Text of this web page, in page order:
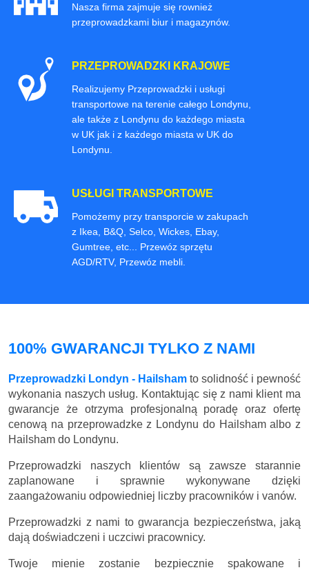
Nasza firma zajmuje się rownież
przeprowadzkami biur i magazynów.
PRZEPROWADZKI KRAJOWE
Realizujemy Przeprowadzki i usługi
transportowe na terenie całego Londynu,
ale także z Londynu do każdego miasta
w UK jak i z każdego miasta w UK do
Londynu.
USŁUGI TRANSPORTOWE
Pomożemy przy transporcie w zakupach
z Ikea, B&Q, Selco, Wickes, Ebay,
Gumtree, etc... Przewóz sprzętu
AGD/RTV, Przewóz mebli.
100% GWARANCJI TYLKO Z NAMI
Przeprowadzki Londyn - Hailsham to solidność i pewność
wykonania naszych usług. Kontaktując się z nami klient ma
gwarancje że otrzyma profesjonalną poradę oraz ofertę
cenową na przeprowadzke z Londynu do Hailsham albo z
Hailsham do Londynu.
Przeprowadzki naszych klientów są zawsze starannie
zaplanowane i sprawnie wykonywane dzięki
zaangażowaniu odpowiedniej liczby pracowników i vanów.
Przeprowadzki z nami to gwarancja bezpieczeństwa, jaką
dają doświadczeni i uczciwi pracownicy.
Twoje mienie zostanie bezpiecznie spakowane i